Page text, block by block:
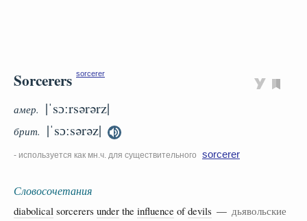
Sorcerers sorcerer
амер. |ˈsɔːrsərərz|
брит. |ˈsɔːsərəz|
- используется как мн.ч. для существительного sorcerer
Словосочетания
diabolical sorcerers under the influence ofdevils — дьявольские